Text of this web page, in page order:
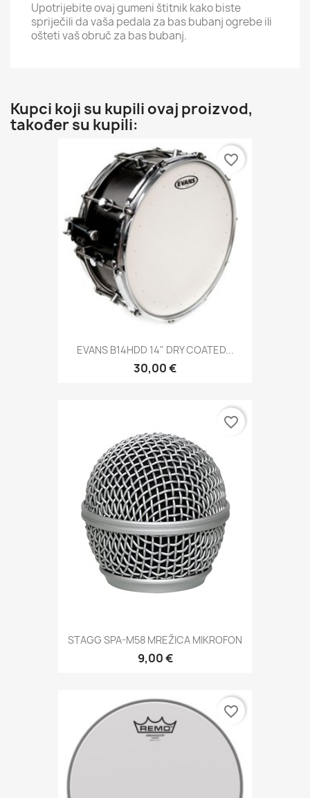
Upotrijebite ovaj gumeni štitnik kako biste
spriječili da vaša pedala za bas bubanj ogrebe ili
ošteti vaš obruč za bas bubanj.
Kupci koji su kupili ovaj proizvod,
također su kupili:
EVANS B14HDD 14" DRY COATED...
30,00 €
favorite_border
STAGG SPA-M58 MREŽICA MIKROFON
9,00 €
favorite_border
favorite_border